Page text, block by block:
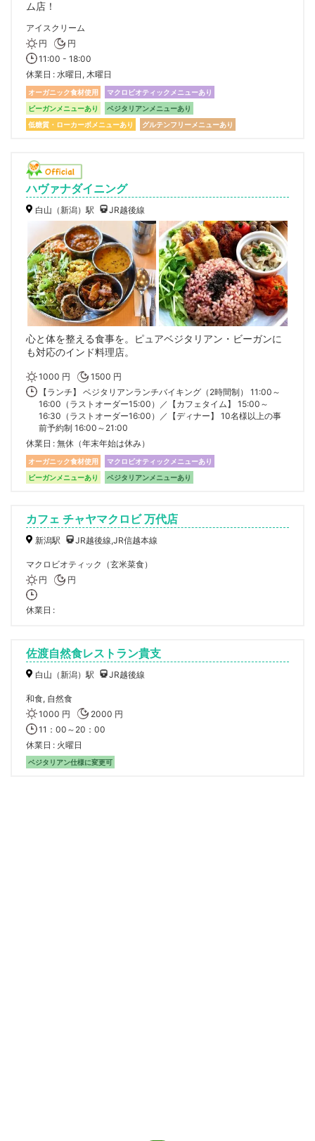
ム店！
アイスクリーム
円
円
11:00 - 18:00
休業日
水曜日, 木曜日
オーガニック食材使用
マクロビオティックメニューあり
ビーガンメニューあり
ベジタリアンメニューあり
低糖質・ローカーボメニューあり
グルテンフリーメニューあり
ハヴァナダイニング
白山（新潟）駅 JR越後線
心と体を整える食事を。ピュアベジタリアン・ビーガンに
も対応のインド料理店。
1000 円
1500 円
【ランチ】 ベジタリアンランチバイキング（2時間制） 11:00～
16:00（ラストオーダー15:00）／【カフェタイム】 15:00～
16:30（ラストオーダー16:00）／【ディナー】 10名様以上の事
前予約制 16:00～21:00
休業日
無休（年末年始は休み）
オーガニック食材使用
マクロビオティックメニューあり
ビーガンメニューあり
ベジタリアンメニューあり
カフェ チャヤマクロビ 万代店
新潟駅 JR越後線,JR信越本線
マクロビオティック（玄米菜食）
円
円
休業日
佐渡自然食レストラン貴支
白山（新潟）駅 JR越後線
和食, 自然食
1000 円
2000 円
11：00～20：00
休業日
火曜日
ベジタリアン仕様に変更可